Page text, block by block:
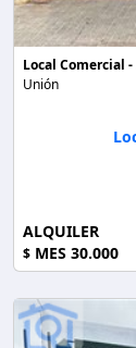
Local Comercial -
Unión
ALQUILER
$ MES 30.000